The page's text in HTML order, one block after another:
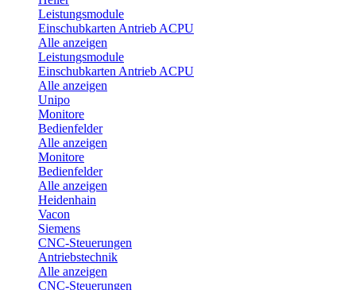
Leistungsmodule
Einschubkarten Antrieb ACPU
Alle anzeigen
Leistungsmodule
Einschubkarten Antrieb ACPU
Alle anzeigen
Unipo
Monitore
Bedienfelder
Alle anzeigen
Monitore
Bedienfelder
Alle anzeigen
Heidenhain
Vacon
Siemens
CNC-Steuerungen
Antriebstechnik
Alle anzeigen
CNC-Steuerungen